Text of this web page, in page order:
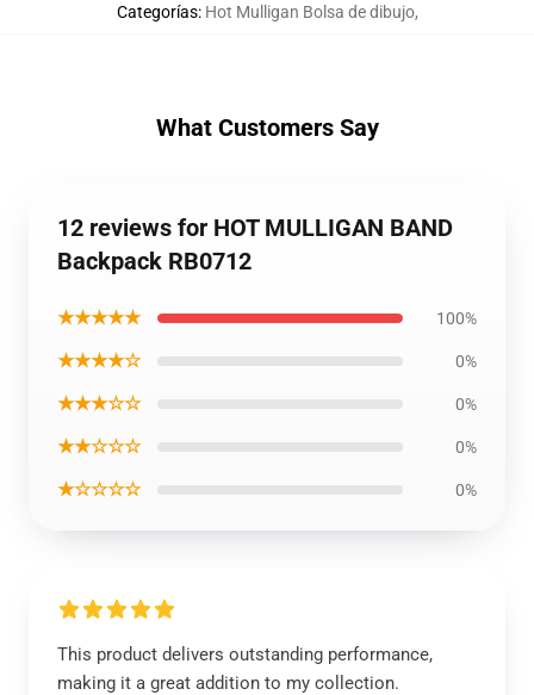
Categorías: Hot Mulligan Bolsa de dibujo,
What Customers Say
12 reviews for HOT MULLIGAN BAND
Backpack RB0712
★★★★★ 100%
★★★★☆ 0%
★★★☆☆ 0%
★★☆☆☆ 0%
★☆☆☆☆ 0%
This product delivers outstanding performance,
making it a great addition to my collection.